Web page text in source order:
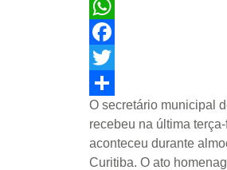
WhatsApp
Facebook
Twitter
Share
O secretário municipal
recebeu na última
aconteceu durante
Curitiba. O ato